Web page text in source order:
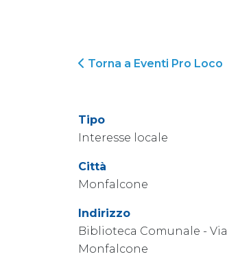
Torna a Eventi Pro Loco
Tipo
Interesse locale
Città
Monfalcone
Indirizzo
Biblioteca Comunale -
Monfalcone